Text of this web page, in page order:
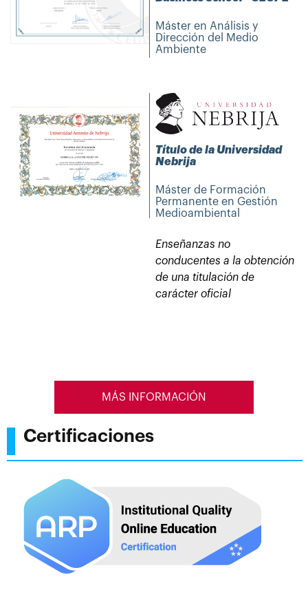
Máster en Análisis y
Dirección del Medio
Ambiente
Título de la Universidad
Nebrija
Máster de Formación
Permanente en Gestión
Medioambiental
Enseñanzas no
conducentes a la obtención
de una titulación de
carácter oficial
MÁS INFORMACIÓN
Certificaciones